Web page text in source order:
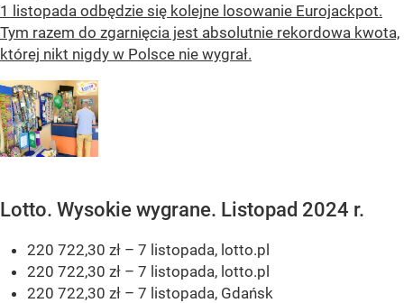
1 listopada odbędzie się kolejne losowanie Eurojackpot.
Tym razem do zgarnięcia jest absolutnie rekordowa kwota,
której nikt nigdy w Polsce nie wygrał.
Lotto. Wysokie wygrane. Listopad 2024 r.
220 722,30 zł – 7 listopada, lotto.pl
220 722,30 zł – 7 listopada, lotto.pl
220 722,30 zł – 7 listopada, Gdańsk